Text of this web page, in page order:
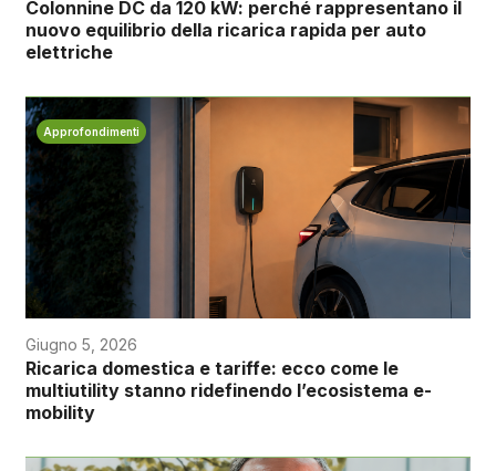
Colonnine DC da 120 kW: perché rappresentano il
nuovo equilibrio della ricarica rapida per auto
elettriche
Approfondimenti
Giugno 5, 2026
Ricarica domestica e tariffe: ecco come le
multiutility stanno ridefinendo l’ecosistema e-
mobility